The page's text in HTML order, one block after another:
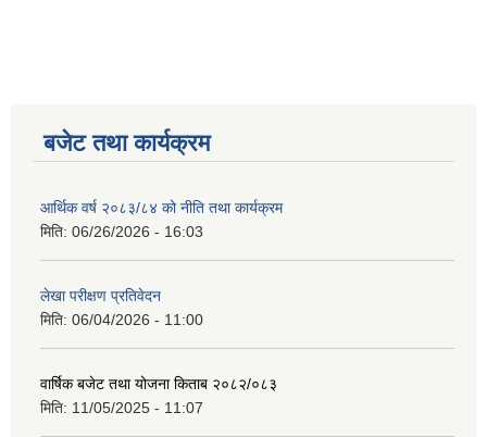
बजेट तथा कार्यक्रम
आर्थिक वर्ष २०८३/८४ को नीति तथा कार्यक्रम
मिति: 06/26/2026 - 16:03
लेखा परीक्षण प्रतिवेदन
मिति: 06/04/2026 - 11:00
वार्षिक बजेट तथा योजना किताब २०८२/०८३
मिति: 11/05/2025 - 11:07